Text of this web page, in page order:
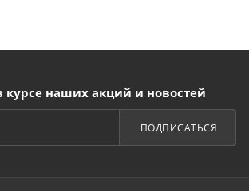
курсе наших акций и новостей
ПОДПИСАТЬСЯ